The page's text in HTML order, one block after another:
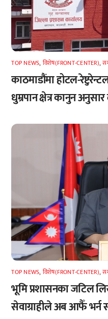
TOP NEWS, विशेष(FRONT-CENTER),
काठमाडौंमा होटल-
धुम्रपान क्षेत्र कानुन
TOP NEWS, विशेष(FRONT-CENTER),
भूमि प्रशासनका जटिल
सेवाग्राहीले अब आफैँ भर्न